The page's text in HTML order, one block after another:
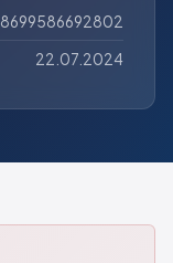
8699586692802
22.07.2024